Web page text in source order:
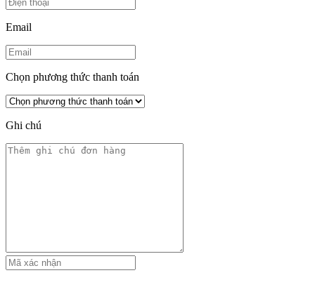
Email
Chọn phương thức thanh toán
Ghi chú